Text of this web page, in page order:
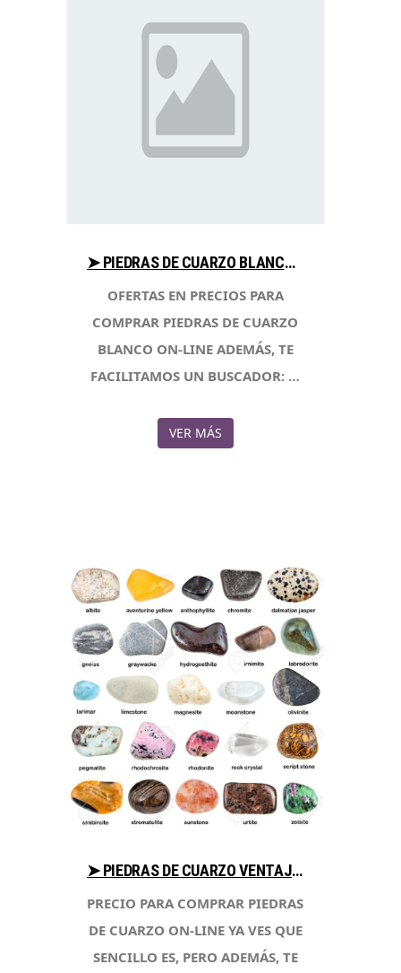
➤ PIEDRAS DE CUARZO BLANCO CONSEJOS PARA COMPRAR EN LIBRERIAESOTERICA.NET
OFERTAS EN PRECIOS PARA
COMPRAR PIEDRAS DE CUARZO
BLANCO ON-LINE ADEMÁS, TE
FACILITAMOS UN BUSCADOR: …
VER MÁS
➤ PIEDRAS DE CUARZO VENTAJAS AL COMPRAR EN LIBRERIAESOTERICA.NET
PRECIO PARA COMPRAR PIEDRAS
DE CUARZO ON-LINE YA VES QUE
SENCILLO ES, PERO ADEMÁS, TE